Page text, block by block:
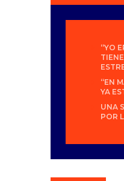
“YO
“EN
YA
UNA
POR